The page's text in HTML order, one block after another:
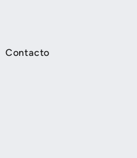
Contacto